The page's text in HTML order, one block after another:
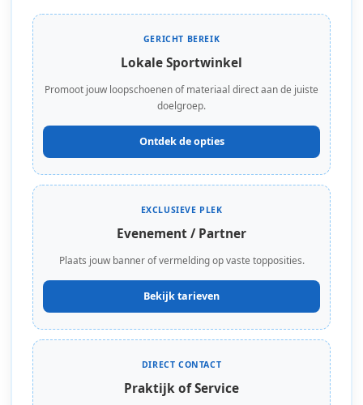
GERICHT BEREIK
Lokale Sportwinkel
Promoot jouw loopschoenen of materiaal direct aan de juiste
doelgroep.
Ontdek de opties
EXCLUSIEVE PLEK
Evenement / Partner
Plaats jouw banner of vermelding op vaste topposities.
Bekijk tarieven
DIRECT CONTACT
Praktijk of Service